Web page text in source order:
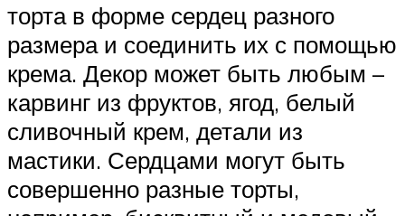
торта в форме сердец разного
размера и соединить их с помощью
крема. Декор может быть любым –
карвинг из фруктов, ягод, белый
сливочный крем, детали из
мастики. Сердцами могут быть
совершенно разные торты,